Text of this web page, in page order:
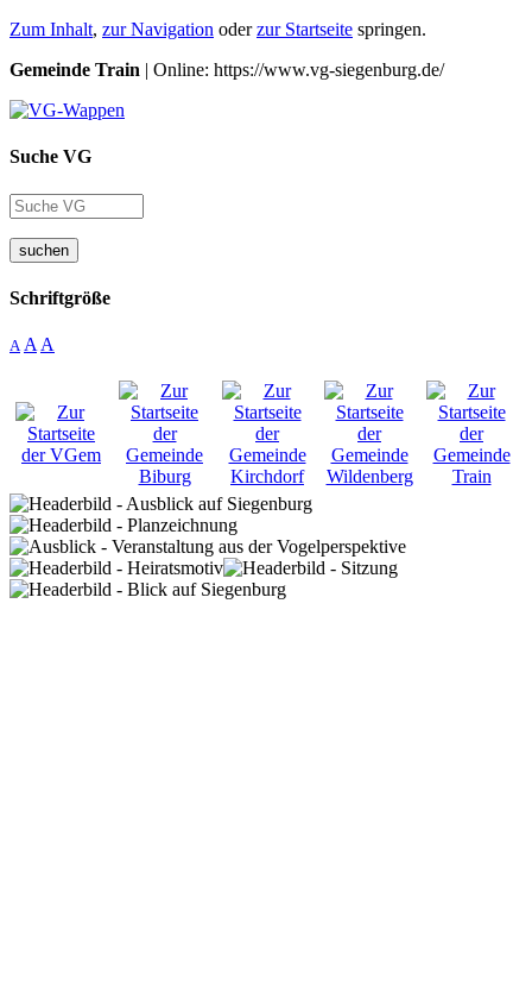
Zum Inhalt, zur Navigation oderzur Startseite springen.
Gemeinde Train | Online: https://www.vg-siegenburg.de/
Suche VG
suchen
Schriftgröße
A A A